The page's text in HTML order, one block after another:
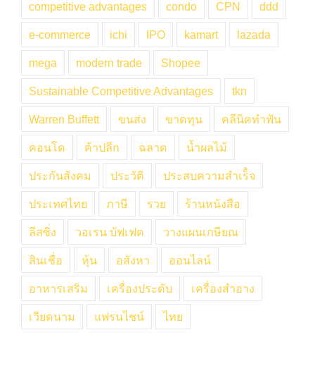
competitive advantages condo CPN ddd
e-commerce ichi IPO kamart lazada
mega modern trade Shopee
Sustainable Competitive Advantages tkn
Warren Buffett ขนส่ง ขาดทุน คลีนิคทำฟัน
คอนโด ค้าปลีก ฉลาด น้ำผลไม้
ประกันสังคม ประวัติ ประสบความสำเร็๋จ
ประเทศไทย ภาษี รวย ร้านหนังสือ
ลีสซิ่ง วอเรน บัฟเฟต วางแผนเกษียณ
สินเชื่อ หุ้น อสังหา ออนไลน์
อาหารเสริม เครื่องประดับ เครื่องสำอาง
เวียดนาม แฟรนไชน์ ไทย